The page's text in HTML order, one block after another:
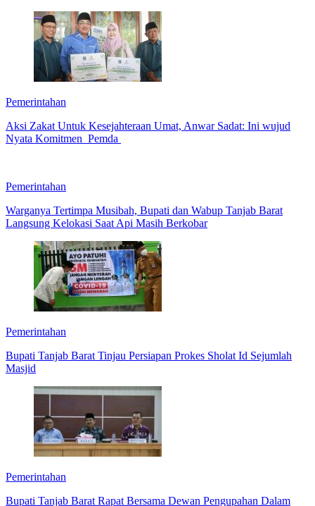
Pemerintahan
Aksi Zakat Untuk Kesejahteraan Umat, Anwar Sadat: Ini wujud
Nyata Komitmen Pemda
Pemerintahan
Warganya Tertimpa Musibah, Bupati dan Wabup Tanjab Barat
Langsung Kelokasi Saat Api Masih Berkobar
Pemerintahan
Bupati Tanjab Barat Tinjau Persiapan Prokes Sholat Id Sejumlah
Masjid
Pemerintahan
Bupati Tanjab Barat Rapat Bersama Dewan Pengupahan Dalam